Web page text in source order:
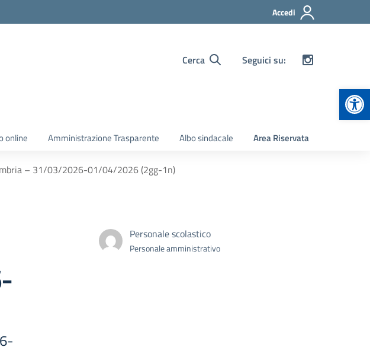
Accedi
Cerca Seguici su:
online Amministrazione Trasparente Albo sindacale Area Riservata
– 31/03/2026-01/04/2026 (2gg-1n)
Personale scolastico
Personale amministrativo